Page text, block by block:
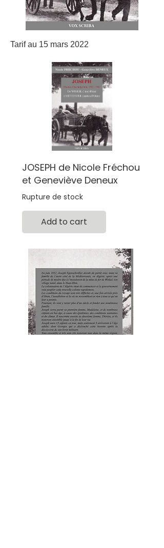
Tarif au 15 mars 2022
JOSEPH de Nicole Fréchou
et Geneviève Deneux
Rupture de stock
Add to cart